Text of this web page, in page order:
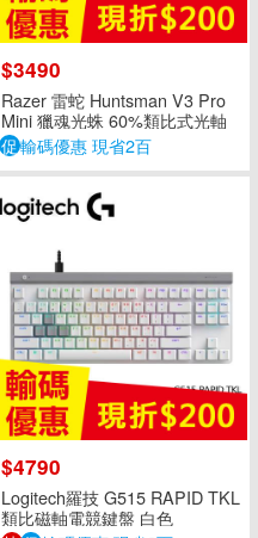
$3490
Razer 雷蛇 Huntsman V3 Pro
Mini 獵魂光蛛 60%類比式光軸
電競鍵盤 中文
促輸碼優惠 現省2百
$4790
Logitech羅技 G515 RAPID TKL
類比磁軸電競鍵盤 白色